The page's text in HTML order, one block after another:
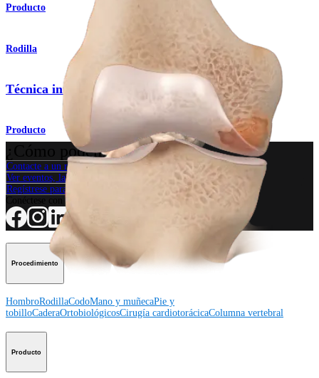
Producto
Rodilla
Técnica intraósea BioPlasty® (IOBP)
Producto
¿Cómo podemos ayudarlo?
Contacte a un representante
Ver eventos, laboratorios y oportunidades educativas
Regístrese para recibir: ¿Qué hay de nuevo en Arthrex?
Conéctese con nosotros
Procedimiento
HombroRodillaCodoMano y muñecaPie y
tobilloCaderaOrtobiológicosCirugía cardiotorácicaColumna vertebral
Producto